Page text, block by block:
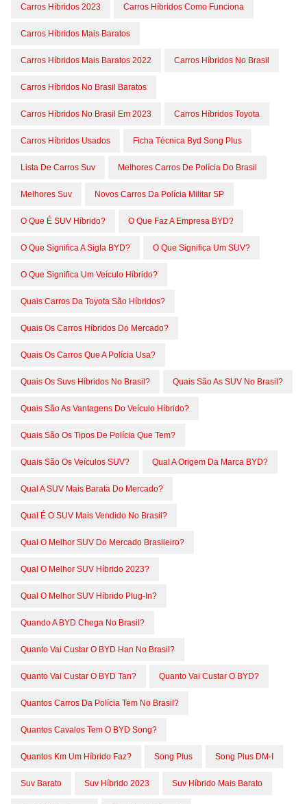
Carros Híbridos 2023 Carros Híbridos Como Funciona
Carros Híbridos Mais Baratos
Carros Híbridos Mais Baratos 2022 Carros Híbridos No Brasil
Carros Híbridos No Brasil Baratos
Carros Híbridos No Brasil Em 2023 Carros Híbridos Toyota
Carros Híbridos Usados Ficha Técnica Byd Song Plus
Lista De Carros Suv Melhores Carros De Polícia Do Brasil
Melhores Suv Novos Carros Da Polícia Militar SP
O Que É SUV Híbrido? O Que Faz A Empresa BYD?
O Que Significa A Sigla BYD? O Que Significa Um SUV?
O Que Significa Um Veículo Híbrido?
Quais Carros Da Toyota São Híbridos?
Quais Os Carros Híbridos Do Mercado?
Quais Os Carros Que A Polícia Usa?
Quais Os Suvs Híbridos No Brasil? Quais São As SUV No Brasil?
Quais São As Vantagens Do Veículo Híbrido?
Quais São Os Tipos De Polícia Que Tem?
Quais São Os Veículos SUV? Qual A Origem Da Marca BYD?
Qual A SUV Mais Barata Do Mercado?
Qual É O SUV Mais Vendido No Brasil?
Qual O Melhor SUV Do Mercado Brasileiro?
Qual O Melhor SUV Híbrido 2023?
Qual O Melhor SUV Híbrido Plug-In?
Quando A BYD Chega No Brasil?
Quanto Vai Custar O BYD Han No Brasil?
Quanto Vai Custar O BYD Tan? Quanto Vai Custar O BYD?
Quantos Carros Da Polícia Tem No Brasil?
Quantos Cavalos Tem O BYD Song?
Quantos Km Um Híbrido Faz? Song Plus Song Plus DM-I
Suv Barato Suv Híbrido 2023 Suv Híbrido Mais Barato